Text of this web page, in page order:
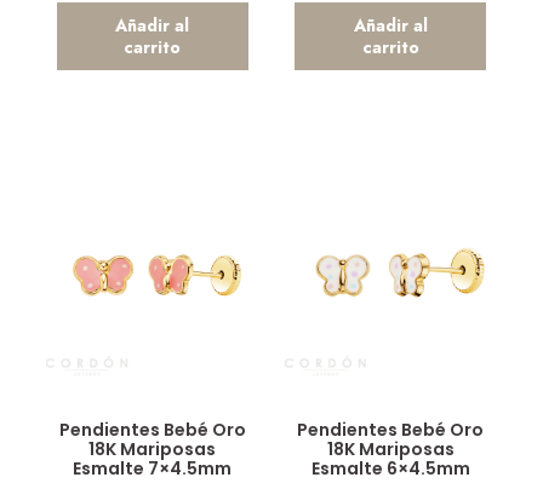
Añadir al
carrito
Añadir al
carrito
Pendientes Bebé Oro
18K Mariposas
Esmalte 7×4.5mm
Pendientes Bebé Oro
18K Mariposas
Esmalte 6×4.5mm